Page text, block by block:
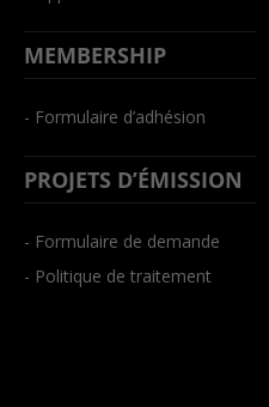
MEMBERSHIP
- Formulaire d’adhésion
PROJETS D’ÉMISSION
- Formulaire de demande
- Politique de traitement